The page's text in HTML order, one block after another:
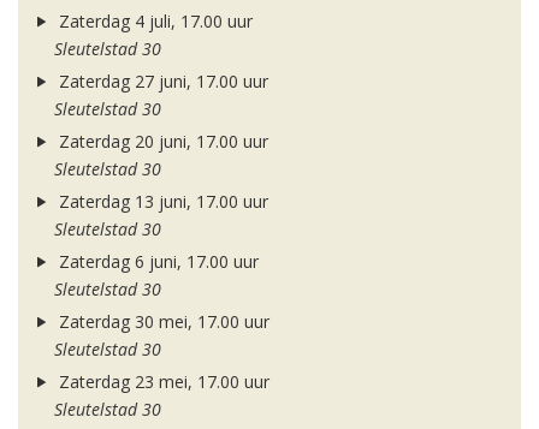
Zaterdag 4 juli, 17.00 uur
Sleutelstad 30
Zaterdag 27 juni, 17.00 uur
Sleutelstad 30
Zaterdag 20 juni, 17.00 uur
Sleutelstad 30
Zaterdag 13 juni, 17.00 uur
Sleutelstad 30
Zaterdag 6 juni, 17.00 uur
Sleutelstad 30
Zaterdag 30 mei, 17.00 uur
Sleutelstad 30
Zaterdag 23 mei, 17.00 uur
Sleutelstad 30